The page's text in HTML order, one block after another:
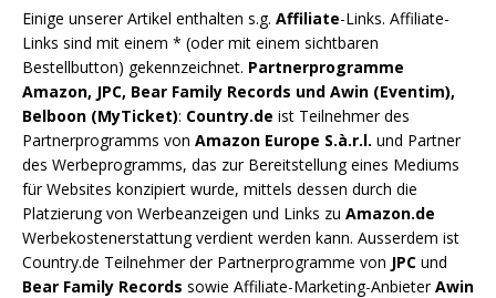
Einige unserer Artikel enthalten s.g. Affiliate-Links. Affiliate-
Links sind mit einem * (oder mit einem sichtbaren
Bestellbutton) gekennzeichnet. Partnerprogramme
Amazon, JPC, Bear Family Records und Awin (Eventim),
Belboon (MyTicket): Country.de ist Teilnehmer des
Partnerprogramms von Amazon Europe S.à.r.l. und Partner
des Werbeprogramms, das zur Bereitstellung eines Mediums
für Websites konzipiert wurde, mittels dessen durch die
Platzierung von Werbeanzeigen und Links zu Amazon.de
Werbekostenerstattung verdient werden kann. Ausserdem ist
Country.de Teilnehmer der Partnerprogramme von JPC und
Bear Family Records sowie Affiliate-Marketing-AnbieterAwin